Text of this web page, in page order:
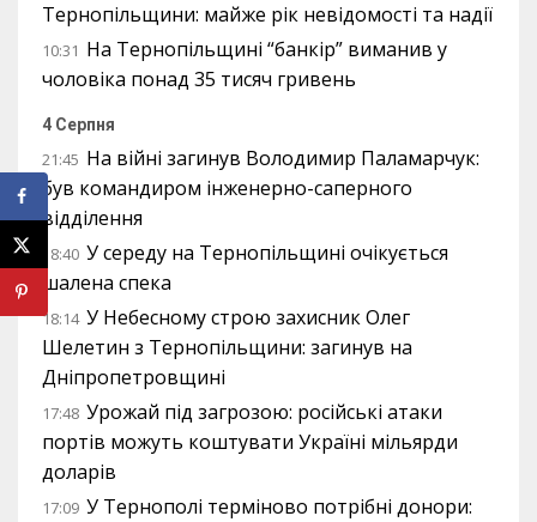
Тернопільщини: майже рік невідомості та надії
10:31 На Тернопільщині “банкір” виманив у
чоловіка понад 35 тисяч гривень
4 Серпня
21:45 На війні загинув Володимир Паламарчук:
був командиром інженерно-саперного
відділення
18:40 У середу на Тернопільщині очікується
шалена спека
18:14 У Небесному строю захисник Олег
Шелетин з Тернопільщини: загинув на
Дніпропетровщині
17:48 Урожай під загрозою: російські атаки
портів можуть коштувати Україні мільярди
доларів
17:09 У Тернополі терміново потрібні донори: